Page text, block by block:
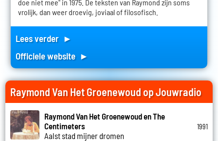
doe niet mee" in 1975. De teksten van Raymond zijn soms
vrolijk, dan weer droevig, joviaal of filosofisch.
Lees verder ►
Officiele website ►
Raymond Van Het Groenewoud op Jouwradio
Raymond Van Het Groenewoud en The
Centimeters
Aalst stad mijner dromen
1991